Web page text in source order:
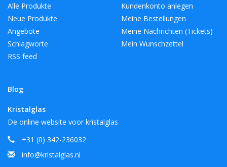
Alle Produkte
Neue Produkte
Angebote
Schlagworte
RSS feed
Blog
Kundenkonto anlegen
Meine Bestellungen
Meine Nachrichten (Tickets)
Mein Wunschzettel
Kristalglas
De online website voor kristalglas
+31 (0) 342-236032
info@kristalglas.nl